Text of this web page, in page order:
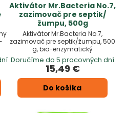
Aktivátor Mr.Bacteria No.7,
zazimovač pre septik/
žumpu, 500g
Aktivátor Mr.Bacteria No.7,
zazimovač pre septik/žumpu, 500
g, bio-enzymatický
Doručíme do 5 pracovných dní
15,49 €
Do košíka